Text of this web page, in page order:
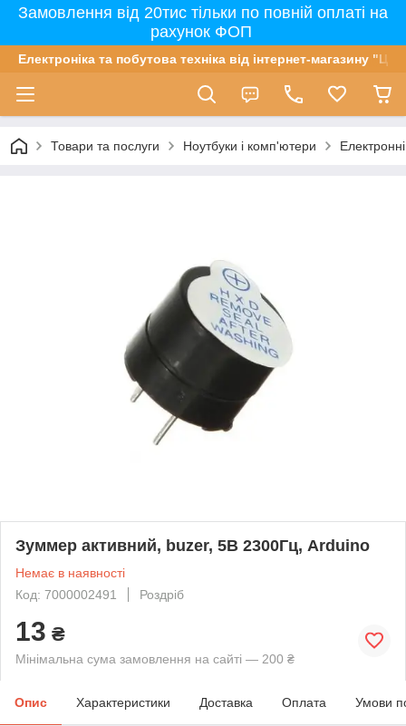
Замовлення від 20тис тільки по повній оплаті на
рахунок ФОП
Електроніка та побутова техніка від інтернет-магазину
Товари та послуги Ноутбуки і комп'ютери
Зуммер активний, buzer, 5В 2300Гц, Arduino
Немає в наявності
Код: 7000002491
Роздріб
13 ₴
Мінімальна сума замовлення на сайті — 200 ₴
Опис Характеристики Доставка Оплата Умови